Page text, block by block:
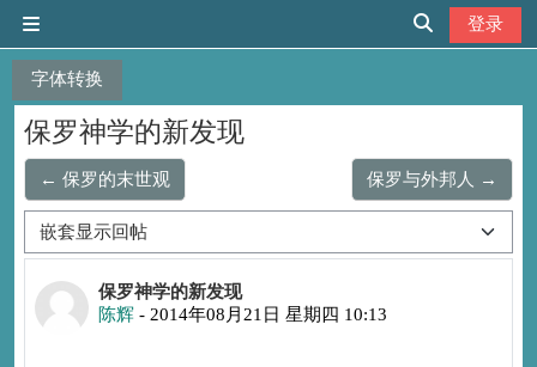
字体转换
切换搜索输入
登录
保罗神学的新发现
← 保罗的末世观 保罗与外邦人 →
显示模式
保罗神学的新发现
陈辉 - 2014年08月21日 星期四 10:13
回帖数：0